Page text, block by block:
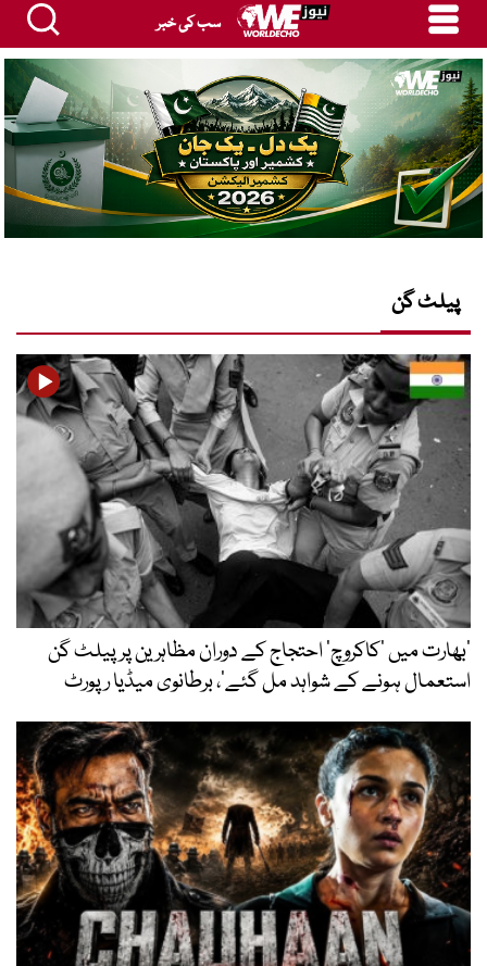
سب کی خبر
پیلٹ گن
’بھارت میں ‘کاکروچ’ احتجاج کے دوران مظاہرین پر پیلٹ گن
استعمال ہونے کے شواہد مل گئے‘، برطانوی میڈیا رپورٹ